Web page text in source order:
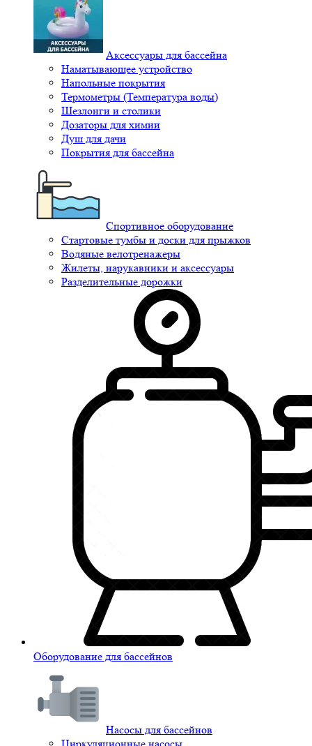
Аксессуары для бассейна
Наматывающее устройство
Напольные покрытия
Термометры (Температура воды)
Шезлонги и столики
Дозаторы для химии
Душ для дачи
Покрытия для бассейна
Спортивное оборудование
Стартовые тумбы и доски для прыжков
Водяные велотренажеры
Жилеты, нарукавники и аксессуары
Разделительные дорожки
Оборудование для бассейнов
Насосы для бассейнов